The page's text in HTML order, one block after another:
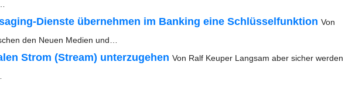
Diens­­te über­neh­men im Ban­king eine Schlüs­sel­funk­ti­on Von
den Neu­en Medi­en und…
Strom (Stream) unter­zu­ge­hen Von Ralf Keu­per Lang­sam aber sicher wer­den